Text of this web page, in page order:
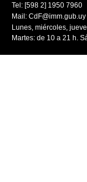
Tel: [598 2] 1950 7960
Mail: CdF@imm.gub.uy
Lunes, miércoles,
Martes: de 10 a 21 h.